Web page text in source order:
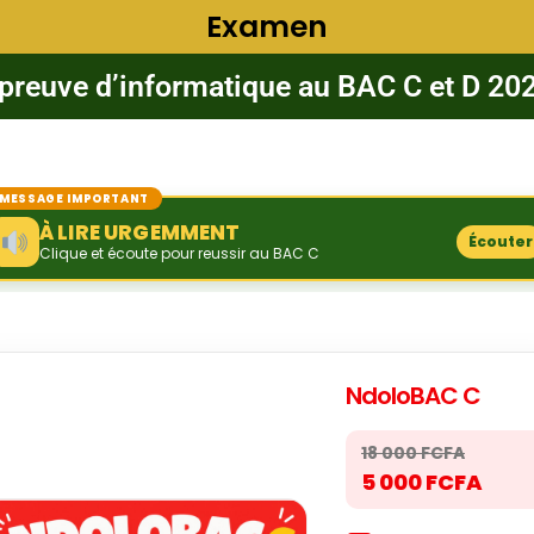
Examen
d’informatique au BAC C et D
MESSAGE IMPORTANT
À LIRE URGEMMENT
Clique et écoute pour reussir au BAC C
Écouter
NdoloBAC C
18 000 FCFA
5 000 FCFA